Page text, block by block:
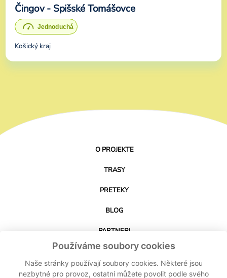
Používáme soubory cookies
Naše stránky používají soubory cookies. Některé jsou
nezbytné pro provoz, ostatní můžete povolit podle svého
Čingov - Spišské Tomášovce
Košický kraj
O PROJEKTE
TRASY
PRETEKY
BLOG
PARTNERI
KONTAKT